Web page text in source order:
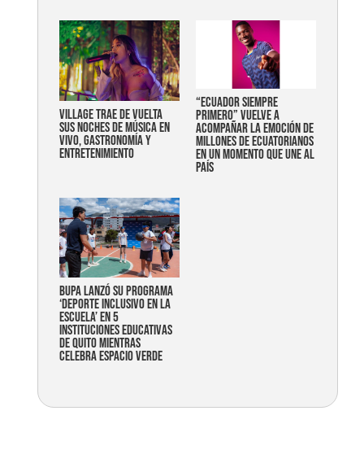
Village trae de vuelta
sus noches de música en
vivo, gastronomía y
entretenimiento
“Ecuador siempre
primero” vuelve a
acompañar la emoción de
millones de ecuatorianos
en un momento que une al
país
Bupa lanzó su programa
‘Deporte Inclusivo en la
Escuela’ en 5
instituciones educativas
de Quito mientras
celebra espacio verde